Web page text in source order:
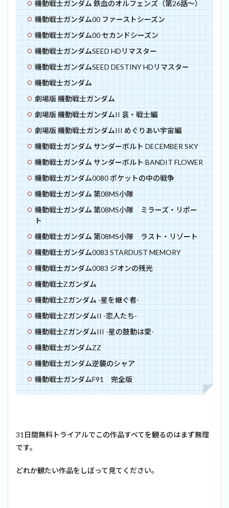
機動戦士ガンダム 鉄血のオルフェンズ（第26話～）
機動戦士ガンダム00 ファーストシーズン
機動戦士ガンダム00 セカンドシーズン
機動戦士ガンダムSEED HDリマスター
機動戦士ガンダムSEED DESTINY HDリマスター
機動戦士ガンダム
劇場版 機動戦士ガンダム
劇場版 機動戦士ガンダムII 哀・戦士編
劇場版 機動戦士ガンダムIII めぐりあい宇宙編
機動戦士ガンダム サンダーボルト DECEMBER SKY
機動戦士ガンダム サンダーボルト BANDIT FLOWER
機動戦士ガンダム0080 ポケットの中の戦争
機動戦士ガンダム 第08MS小隊
機動戦士ガンダム 第08MS小隊 ミラーズ・リポー
ト
機動戦士ガンダム 第08MS小隊 ラスト・リゾート
機動戦士ガンダム0083 STARDUST MEMORY
機動戦士ガンダム0083 ジオンの残光
機動戦士Ζガンダム
機動戦士Ζガンダム -星を継ぐ者-
機動戦士ΖガンダムII -恋人たち-
機動戦士ΖガンダムIII -星の鼓動は愛-
機動戦士ガンダムΖZ
機動戦士ガンダム逆襲のシャア
機動戦士ガンダムF91 完全版
31日間無料トライアルでこの作品すべてを観るのはまず無理
です。
どれか観たい作品をしぼって見てください。